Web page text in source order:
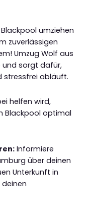
umziehen
zuverlässigen
Umzug Wolf aus
und sorgt dafür,
stressfrei abläuft.
helfen wird,
Blackpool optimal
Informiere
über deinen
Unterkunft in
deinen